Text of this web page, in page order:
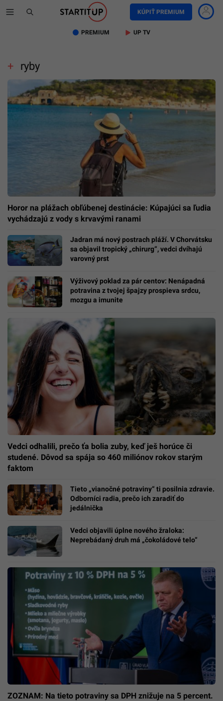
KÚPIŤ PREMIUM
PREMIUM UP TV
ryby
Horor na plážach obľúbenej destinácie: Kúpajúci sa ľudia
vychádzajú z vody s krvavými ranami
Jadran má nový postrach pláží. V Chorvátsku
sa objavil tropický „chirurg“, vedci dvíhajú
varovný prst
Výživový poklad za pár centov: Nenápadná
potravina z tvojej špajzy prospieva srdcu,
mozgu a imunite
Vedci odhalili, prečo ťa bolia zuby, keď ješ horúce či
studené. Dôvod sa spája so 460 miliónov rokov starým
faktom
Tieto „vianočné potraviny“ ti posilnia zdravie.
Odborníci radia, prečo ich zaradiť do
jedálnička
Vedci objavili úplne nového žraloka:
Neprebádaný druh má „čokoládové telo“
ZOZNAM: Na tieto potraviny sa DPH znižuje na 5 percent.